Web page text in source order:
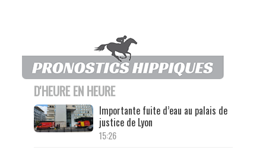
D'HEURE EN HEURE
Importante fuite d’eau au palais de
justice de Lyon
15:26